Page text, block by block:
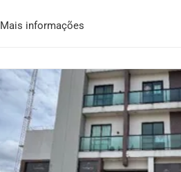
Mais informações